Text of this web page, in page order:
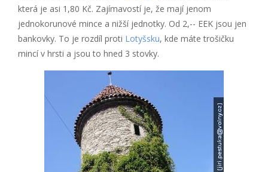
která je asi 1,80 Kč. Zajímavostí je, že mají jenom
jednokorunové mince a nižší jednotky. Od 2,-- EEK jsou jen
bankovky. To je rozdíl proti Lotyšsku, kde máte trošičku
mincí v hrsti a jsou to hned 3 stovky.